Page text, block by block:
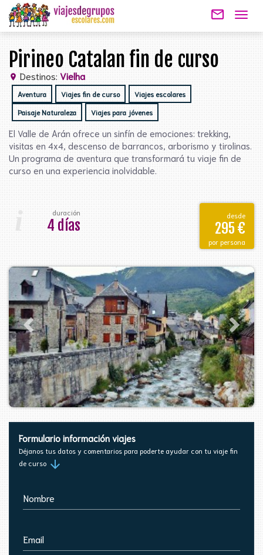
mail_outline
Pirineo Catalan fin de curso
location_on Destinos: Vielha
Aventura Viajes fin de curso Viajes escolares
Paisaje Naturaleza Viajes para jóvenes
El Valle de Arán ofrece un sinfín de emociones: trekking,
visitas en 4x4, descenso de barrancos, arborismo y tirolinas.
Un programa de aventura que transformará tu viaje fin de
curso en una experiencia inolvidable.
duración
4 días
desde
295 €
por persona
Formulario información viajes
Déjanos tus datos y comentarios para poderte ayudar con tu viaje fin
de curso arrow_downward
Nombre
Email